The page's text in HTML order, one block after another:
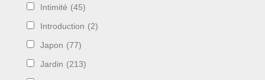
Intimité (45)
Introduction (2)
Japon (77)
Jardin (213)